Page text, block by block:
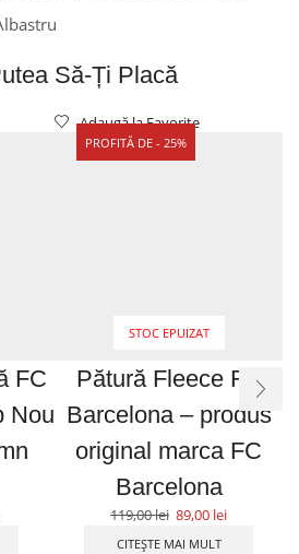
Să-Ți Placă
FC
Nou
PROFITĂ DE - 25%
Adaugă la Favorite
STOC EPUIZAT
Pătură Fleece FC
Barcelona – produs
original marca FC
Barcelona
119,00lei 89,00 lei
CITEȘTE MAI MULT